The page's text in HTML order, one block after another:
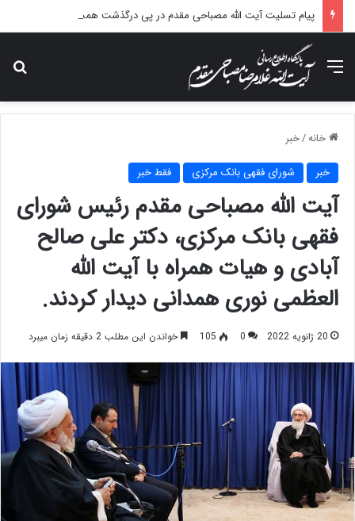
منو
خانه/خبر
خبر شورای فقهی بانک مرکزی فقط خبر
آیت الله مصباحی مقدم رئیس شورای
فقهی بانک مرکزی، دکتر علی صالح
آبادی و هیات همراه با آیت الله
العظمی نوری همدانی دیدار کردند.
20 ژانویه 2022 0
105 خواندن این مطلب 2 دقیقه زمان میبرد